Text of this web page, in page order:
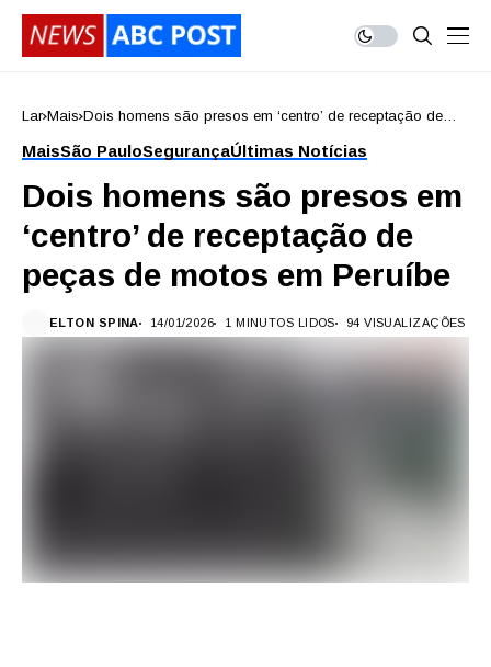
Lar Mais Dois homens são presos em ‘centro’ de receptação de
MaisSão PauloSegurançaÚltimas Notícias
Dois homens são presos em
‘centro’ de receptação de
peças de motos em Peruíbe
ELTON SPINA 14/01/2026 1 MINUTOS LIDOS 94 VISUALIZAÇÕES